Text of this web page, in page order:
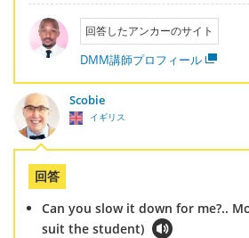
回答したアンカーのサイト
DMM講師プロフィール
Scobie
イギリス
回答
Can you slow it down for me?..
suit the student)